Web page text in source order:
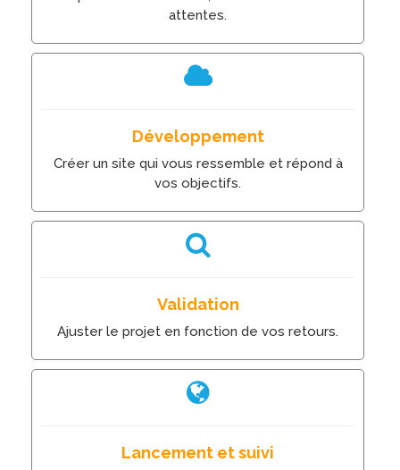
attentes.
Développement
Créer un site qui vous ressemble et répond à
vos objectifs.
Validation
Ajuster le projet en fonction de vos retours.
Lancement et suivi